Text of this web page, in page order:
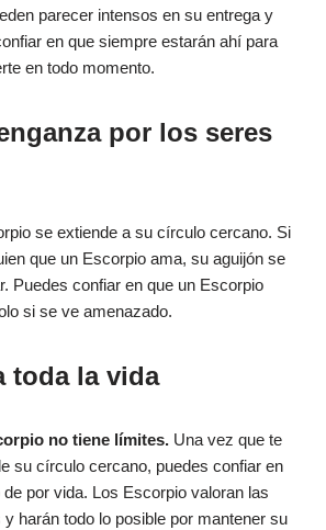
parecer intensos en su entrega y
en que siempre estarán ahí para
en todo momento.
por los seres
se extiende a su círculo cercano. Si
que un Escorpio ama, su aguijón se
Puedes confiar en que un Escorpio
si se ve amenazado.
toda la vida
no tiene límites. Una vez que te
su círculo cercano, puedes confiar en
por vida. Los Escorpio valoran las
harán todo lo posible por mantener su